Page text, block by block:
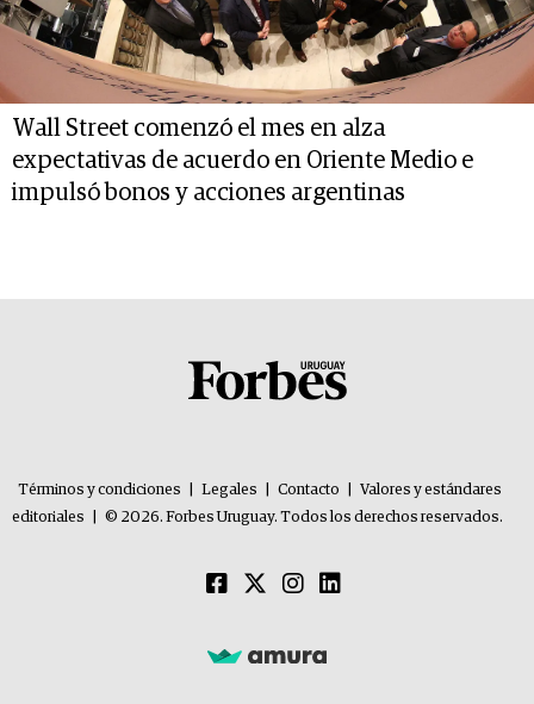
Wall Street comenzó el mes en alza
expectativas de acuerdo en Oriente Medio e
impulsó bonos y acciones argentinas
Términos y condiciones Legales Contacto
Valores y estándares
editoriales
© 2026. Forbes Uruguay. Todos los derechos reservados.